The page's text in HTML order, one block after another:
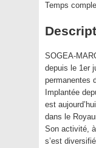
Temps
SOGEA-
depuis le 1er
permanentes
Implantée
est
dans le
Son activité,
s’est